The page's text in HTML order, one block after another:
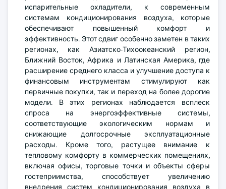
испарительные охладители, к современным
системам кондиционирования воздуха, которые
обеспечивают повышенный комфорт и
эффективность. Этот сдвиг особенно заметен в таких
регионах, как Азиатско-Тихоокеанский регион,
Ближний Восток, Африка и Латинская Америка, где
расширение среднего класса и улучшение доступа к
финансовым инструментам стимулируют как
первичные покупки, так и переход на более дорогие
модели. В этих регионах наблюдается всплеск
спроса на энергоэффективные системы,
соответствующие экологическим нормам и
снижающие долгосрочные эксплуатационные
расходы. Кроме того, растущее внимание к
тепловому комфорту в коммерческих помещениях,
включая офисы, торговые точки и объекты сферы
гостеприимства, способствует увеличению
внедрения систем кондиционирования воздуха в